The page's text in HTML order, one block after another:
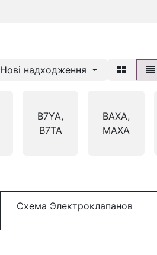
Нові надходження
B7YA,
B7TA
BAXA,
MAXA
Схема Электроклапанов